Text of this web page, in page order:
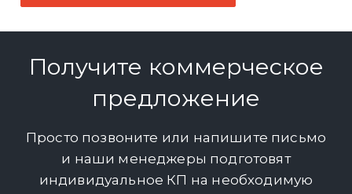
Получите коммерческое
предложение
Просто позвоните или напишите письмо
и наши менеджеры подготовят
индивидуальное КП на необходимую